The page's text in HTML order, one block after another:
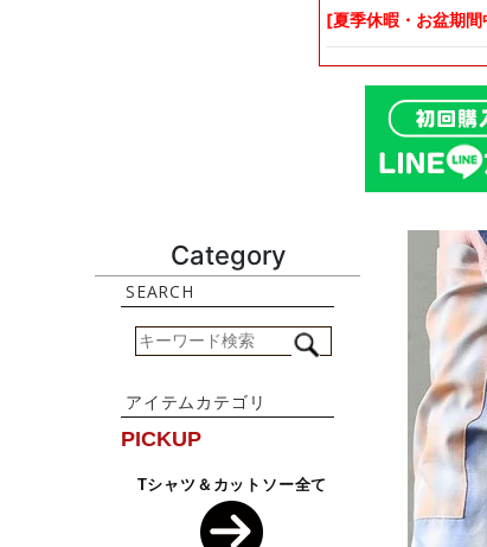
[夏季休暇・お盆期
Category